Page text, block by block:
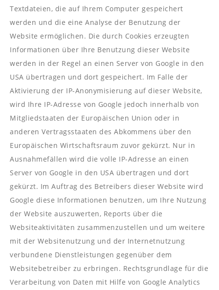
Textdateien, die auf Ihrem Computer gespeichert
werden und die eine Analyse der Benutzung der
Website ermöglichen. Die durch Cookies erzeugten
Informationen über Ihre Benutzung dieser Website
werden in der Regel an einen Server von Google in den
USA übertragen und dort gespeichert. Im Falle der
Aktivierung der IP-Anonymisierung auf dieser Website,
wird Ihre IP-Adresse von Google jedoch innerhalb von
Mitgliedstaaten der Europäischen Union oder in
anderen Vertragsstaaten des Abkommens über den
Europäischen Wirtschaftsraum zuvor gekürzt. Nur in
Ausnahmefällen wird die volle IP-Adresse an einen
Server von Google in den USA übertragen und dort
gekürzt. Im Auftrag des Betreibers dieser Website wird
Google diese Informationen benutzen, um Ihre Nutzung
der Website auszuwerten, Reports über die
Websiteaktivitäten zusammenzustellen und um weitere
mit der Websitenutzung und der Internetnutzung
verbundene Dienstleistungen gegenüber dem
Websitebetreiber zu erbringen. Rechtsgrundlage für die
Verarbeitung von Daten mit Hilfe von Google Analytics